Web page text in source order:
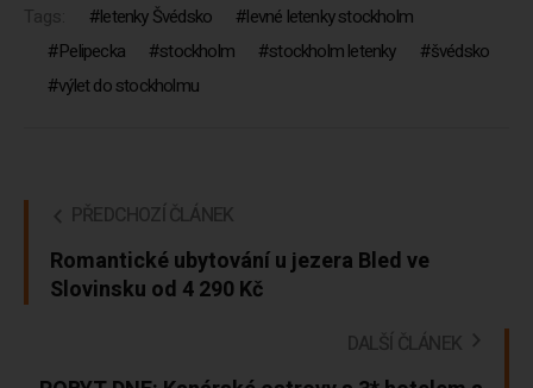
Tags: letenky Švédsko
levné letenky stockholm
Pelipecka
stockholm stockholm letenky
švédsko
výlet do stockholmu
PŘEDCHOZÍ ČLÁNEK
Romantické ubytování u jezera Bled ve
Slovinsku od 4 290 Kč
DALŠÍ ČLÁNEK